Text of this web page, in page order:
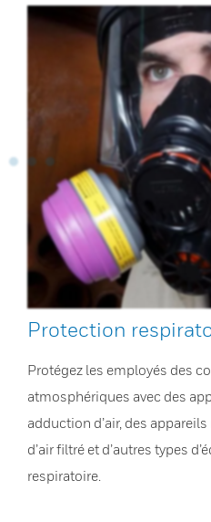
Protection
Protégez les employés des
atmosphériques avec des
adduction d’air, des
d’air filtré et d’autres types
respiratoire.